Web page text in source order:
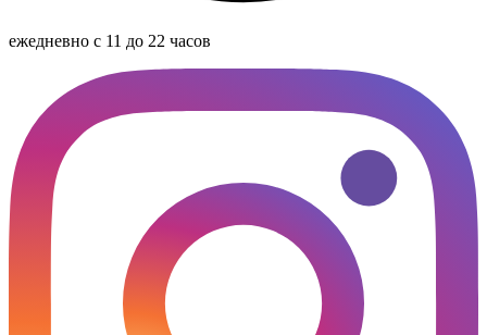
ежедневно с 11 до 22 часов